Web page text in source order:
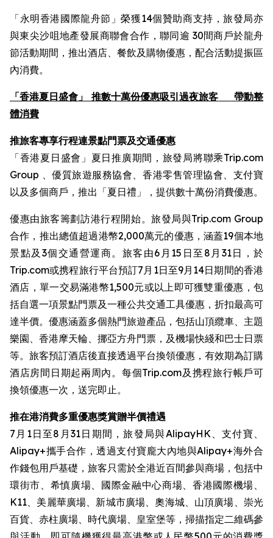
「永明香港國際龍舟節」榮獲14個贊助商支持，旅發局亦
與東尖沙咀地產發展商聯會合作，聯同逾 30間商戶於龍舟
節活動期間，推出酒店、餐飲及購物優惠，配合活動提振區
內消費。
「香港夏日盛會」 推數十萬份優惠吸引過夜旅客
帶動整
體消費
推旅客專享行程連景點門票及交通優惠
「香港夏日盛會」夏日推廣期間，旅發局將聯乘Trip.com
Group 、優質旅遊服務協會、香港零售管理協會、支付寶
以及多個商戶，推出「夏日禮」，提供數十萬份消費優惠。
優惠由旅客籌劃訪港行程開始。旅發局與Trip.com Group
合作，推出總值超過港幣2,000萬元的優惠，涵蓋19個本地
景點及3個交通營運商。旅客由6月15日至8月31日，於
Trip.com或携程旅行平台預訂7月1日至9月14日期間的香港
酒店，單一交易滿港幣1,500元或以上即可獲雙重優惠，包
括自選一項景點門票及一種公共交通工具優惠，折扣最高可
達半價。優惠涵蓋多個熱門旅遊產品，包括山頂纜車、主題
樂園、香港摩天輪、挪亞方舟門票，及機場快綫和巴士日票
等。旅客預訂酒店後直接透過平台換領優惠，有效期為訂購
酒店房間日期起兩周內。每個Trip.com及携程旅行帳戶可
換領優惠一次，送完即止。
推在港消費多重優惠獎賞贈半價禮遇
7月1日至8月31日期間，旅發局與AlipayHK、支付寶、
Alipay+攜手合作，透過支付寶龐大內地與Alipay+海外合
作錢包用戶基礎，旅客只需於全港近百間參與商場，包括中
環街市、希慎廣場、國際金融中心商場、香港國際機場、
K11、美麗華廣場、新城市廣場、奧海城、山頂廣場、崇光
百貨、赤柱廣場、時代廣場、皇室堡等，掃描指定二維碼參